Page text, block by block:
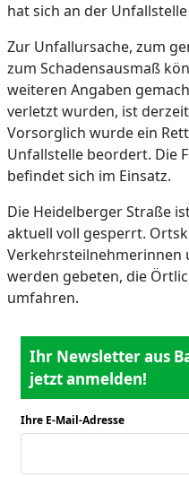
hat sich an der
Zur Unfallursache, zum
zum Schadensausmaß
weiteren Angaben
verletzt wurden, ist
Vorsorglich wurde ein
Unfallstelle beordert. Die
befindet sich im Einsatz.
Die Heidelberger Straße
aktuell voll gesperrt.
Verkehrsteilnehmerinnen
werden gebeten, die
umfahren.
Ihr Newsletter aus
jetzt anmelden!
Ihre E-Mail-Adresse